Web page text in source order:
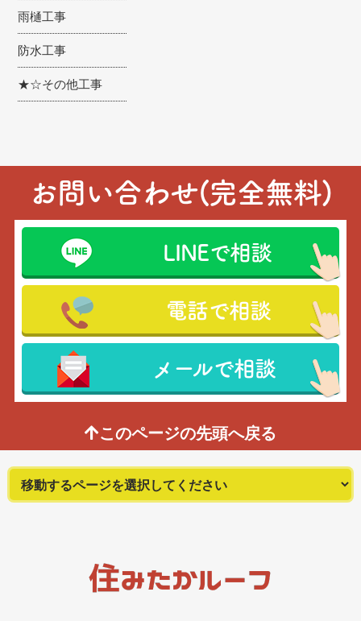
雨樋工事
防水工事
★☆その他工事
お問い合わせ(完全無料)
LINEで相談
電話で相談
メールで相談
このページの先頭へ戻る